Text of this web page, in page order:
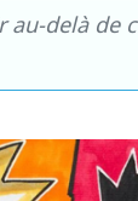
au-delà de